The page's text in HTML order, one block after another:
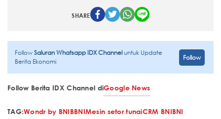
SHARE
FollowSaluran Whatsapp IDX Channeluntuk Update
Berita Ekonomi
Follow
Follow Berita IDX Channel diGoogle News
TAG:Wondr by BNIBBNIMesin setor tunaiCRM BNIBNI